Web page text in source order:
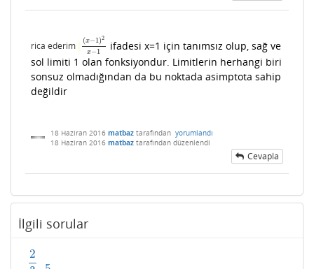
rica ederim (x−1)2
x−1
(x−1)2x −1
ifadesi x=1 için tanımsız olup, sağ ve
sol limiti 1 olan fonksiyondur. Limitlerin herhangi biri
sonsuz olmadığından da bu noktada asimptota sahip
değildir
18 Haziran 2016 matbaz tarafından yorumlandı
18 Haziran 2016 matbaz tarafından düzenlendi
Cevapla
İlgili sorular
2